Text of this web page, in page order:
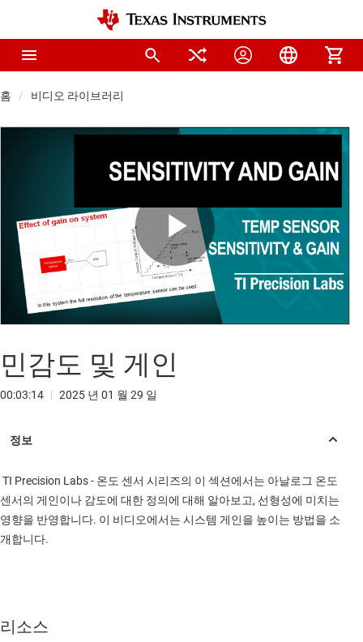
홈 비디오 라이브러리
Play
민감도 및 게인
00:03:14 | 2025 년 01 월 29 일
TI Precision Labs - 온도 센서 시리즈의 이 섹션에서는 아날로그 온도
센서의 게인이나 감도에 대한 정의에 대해 알아보고, 선형성에 미치는
영향을 반영합니다. 이 비디오에서는 시스템 게인을 높이는 방법을 소
개합니다.
리소스